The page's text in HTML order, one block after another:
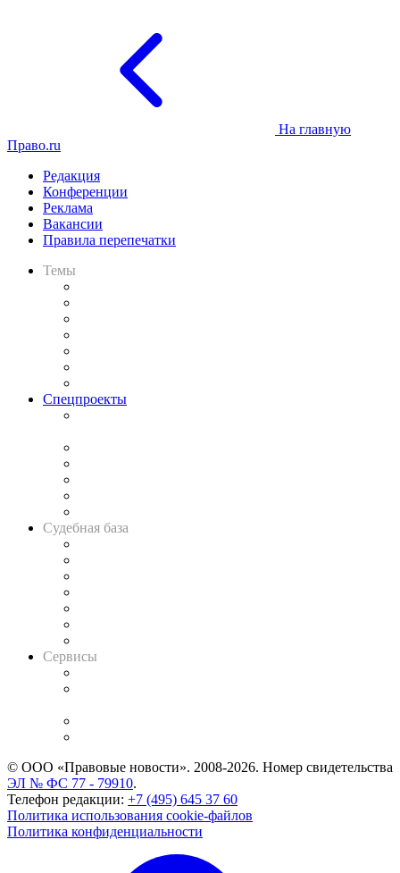
На главную
Право.ru
Редакция
Конференции
Реклама
Вакансии
Правила перепечатки
Темы
Спецпроекты
Судебная база
Сервисы
© ООО «Правовые новости». 2008-2026. Номер свидетельства
ЭЛ № ФС 77 - 79910.
Телефон редакции: +7 (495) 645 37 60
Политика использования cookie-файлов
Политика конфиденциальности